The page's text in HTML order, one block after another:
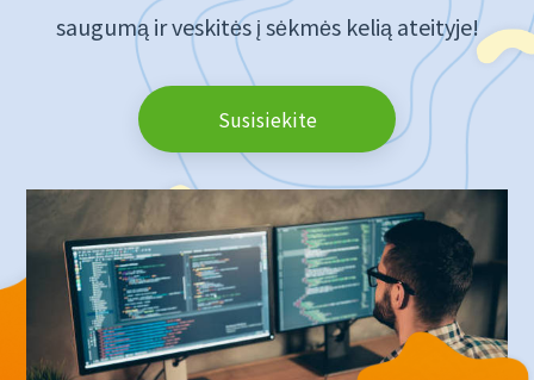
saugumą ir veskitės į sėkmės kelią ateityje!
Susisiekite